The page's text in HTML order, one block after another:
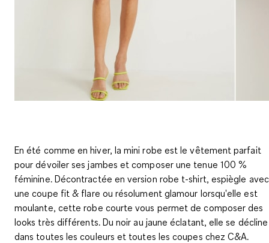
En été comme en hiver, la mini robe est le vêtement parfait
pour dévoiler ses jambes et composer une tenue 100 %
féminine. Décontractée en version robe t-shirt, espiègle avec
une coupe fit & flare ou résolument glamour lorsqu'elle est
moulante, cette robe courte vous permet de composer des
looks très différents. Du noir au jaune éclatant, elle se décline
dans toutes les couleurs et toutes les coupes chez C&A.